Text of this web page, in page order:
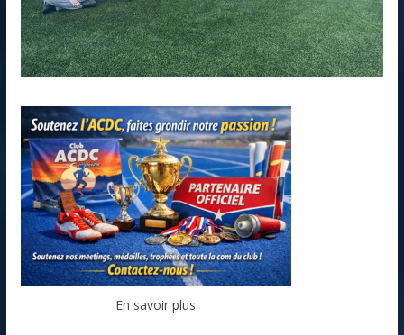
En savoir plus